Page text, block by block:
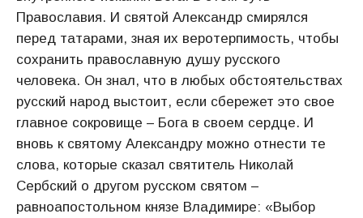
Православия. И святой Александр смирялся
перед татарами, зная их веротерпимость, чтобы
сохранить православную душу русского
человека. Он знал, что в любых обстоятельствах
русский народ выстоит, если сбережет это свое
главное сокровище – Бога в своем сердце. И
вновь к святому Александру можно отнести те
слова, которые сказал святитель Николай
Сербский о другом русском святом –
равноапостольном князе Владимире: «Выбор